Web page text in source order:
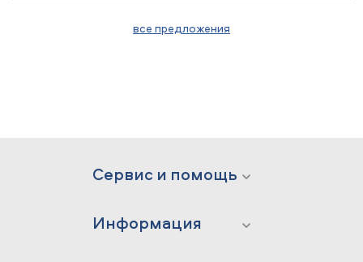
все предложения
Сервис и помощь
Информация